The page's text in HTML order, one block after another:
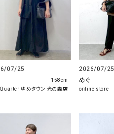
07/25
ゆめタウン 光の森店
158cm
2026/07/25
めぐ
online store